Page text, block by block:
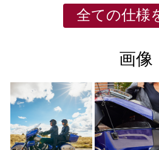
全ての仕様
画像